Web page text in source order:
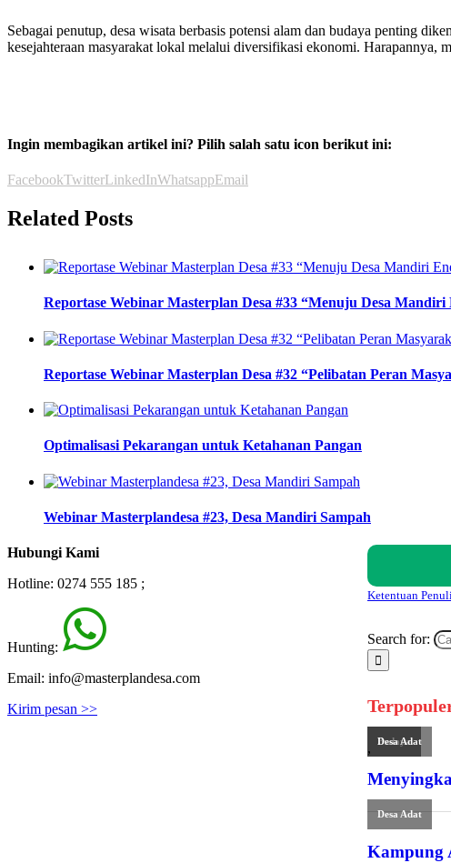
Sebagai penutup, desa wisata berbasis potensi alam dan budaya penting
kesejahteraan masyarakat lokal melalui diversifikasi ekonomi. Harapannya,
Ingin membagikan artikel ini? Pilih salah satu icon berikut ini:
FacebookTwitterLinkedInWhatsappEmail
Related Posts
Reportase Webinar Masterplan Desa #33 “Menuju Desa Mandiri
Reportase Webinar Masterplan Desa #32 “Pelibatan Peran
Optimalisasi Pekarangan untuk Ketahanan Pangan
Webinar Masterplandesa #23, Desa Mandiri Sampah
Ketentuan
Search for:
Budaya
, Desa Adat
Desa Adat
Kampung
Hubungi Kami
Hotline: 0274 555 185 ;
Hunting:
Email: info@masterplandesa.com
Kirim pesan >>